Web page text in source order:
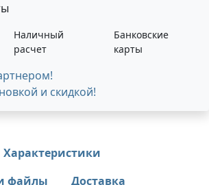
Наличный
расчет
Банковские
карты
и скидкой!
Характеристики
файлы
Доставка